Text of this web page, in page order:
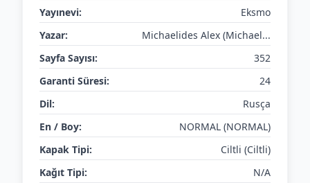
Yayınevi:
Eksmo
Yazar:
Michaelides Alex (Michael...
Sayfa Sayısı:
352
Garanti Süresi:
24
Dil:
Rusça
En / Boy:
NORMAL (NORMAL)
Kapak Tipi:
Ciltli (Ciltli)
Kağıt Tipi:
N/A